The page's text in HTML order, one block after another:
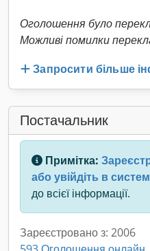
Оголошення було
Можливі помилки
Запросити більше
Постачальник
Примітка:
або увійдіть в
до всієї інформації.
Зареєстровано з: 2006